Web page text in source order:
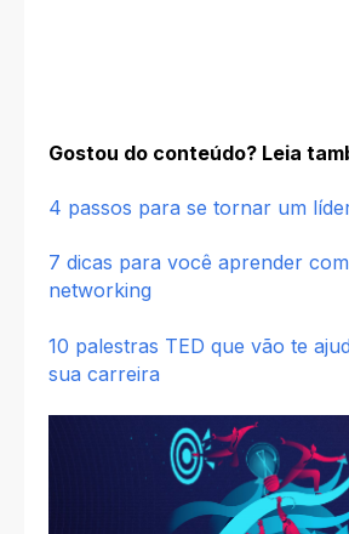
Gostou do conteúdo? Leia
4 passos para se tornar um
7 dicas para você aprender
networking
10 palestras TED que vão te
sua carreira